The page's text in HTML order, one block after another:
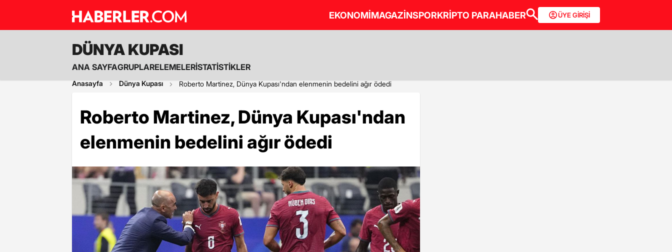
EKONOMİMAGAZİNSPORKRİPTO PARAHABER ÜYE GİRİŞİ
DÜNYA KUPASI
ANA SAYFAGRUPLARELEMELERİSTATİSTİKLER
Anasayfa Dünya Kupası Roberto Martinez, Dünya Kupası'ndan elenmenin bedelini ağır ödedi
Roberto Martinez, Dünya Kupası'ndan
elenmenin bedelini ağır ödedi